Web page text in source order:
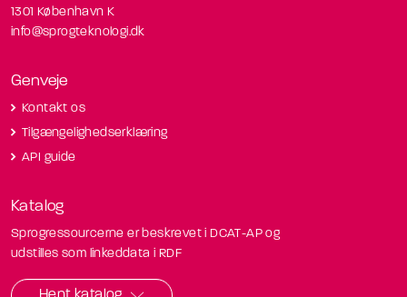
1301 København K
info@sprogteknologi.dk
Genveje
Kontakt os
Tilgængelighedserklæring
API guide
Katalog
Sprogressourcerne er beskrevet i DCAT-AP og
udstilles som linkeddata i RDF